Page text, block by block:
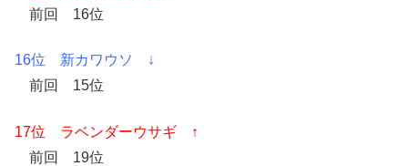
前回 16位
16位 新カワウソ ↓
前回 15位
17位 ラベンダーウサギ ↑
前回 19位